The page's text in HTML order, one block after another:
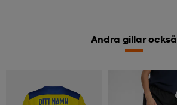
Andra gillar också
Kampanj -25%